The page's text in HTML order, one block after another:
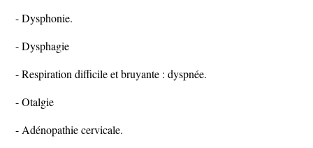
- Dysphonie.
- Dysphagie
- Respiration difficile et bruyante : dyspnée.
- Otalgie
- Adénopathie cervicale.